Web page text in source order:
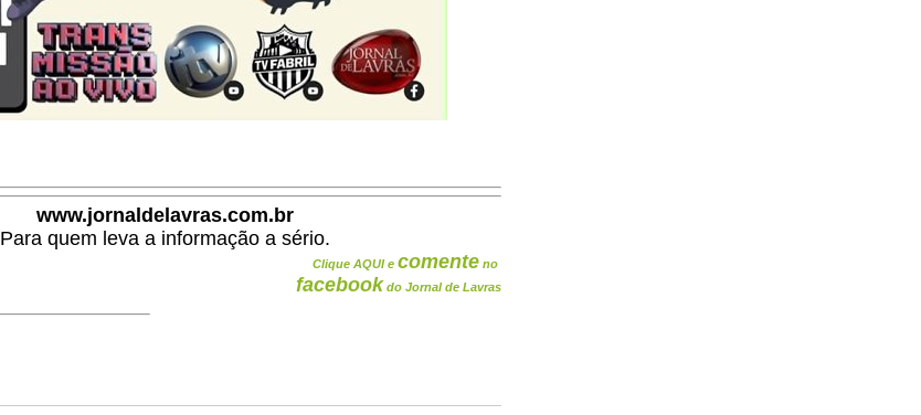
www.jornaldelavras.com.br
Para quem leva a informação a sério.
Clique AQUI e comente no
facebook do Jornal de Lavras